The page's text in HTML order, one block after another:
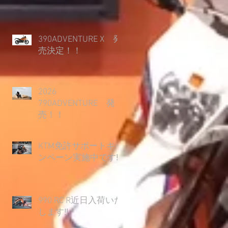
390ADVENTURE X 発
売決定！！
2026
790ADVENTURE 発
売！！
KTM免許サポートキャ
ンペーン実施中です‼
990 RC R近日入荷いた
します‼